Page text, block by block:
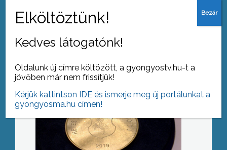
Heves Megyéért
Új menetrend
Kedves látogatónk!
Oldalunk új címre költözött, a gyongyostv.hu-t a
jövőben már nem frissítjük!
Kérjük kattintson IDE és ismerje meg új portálunkat a
gyongyosma.hu címen!